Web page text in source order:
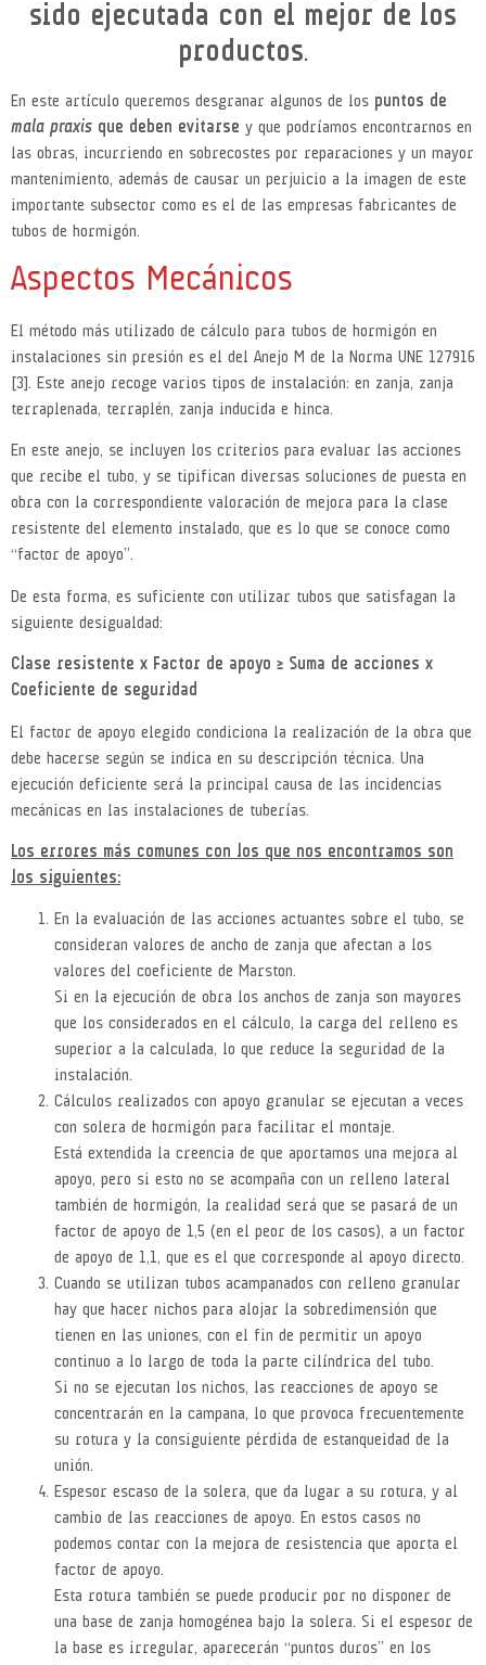
sido ejecutada con el mejor de los
productos.
En este artículo queremos desgranar algunos de los puntos de
mala praxis que deben evitarse y que podríamos encontrarnos en
las obras, incurriendo en sobrecostes por reparaciones y un mayor
mantenimiento, además de causar un perjuicio a la imagen de este
importante subsector como es el de las empresas fabricantes de
tubos de hormigón.
Aspectos Mecánicos
El método más utilizado de cálculo para tubos de hormigón en
instalaciones sin presión es el del Anejo M de la Norma UNE 127916
[3]. Este anejo recoge varios tipos de instalación: en zanja, zanja
terraplenada, terraplén, zanja inducida e hinca.
En este anejo, se incluyen los criterios para evaluar las acciones
que recibe el tubo, y se tipifican diversas soluciones de puesta en
obra con la correspondiente valoración de mejora para la clase
resistente del elemento instalado, que es lo que se conoce como
“factor de apoyo”.
De esta forma, es suficiente con utilizar tubos que satisfagan la
siguiente desigualdad:
Clase resistente x Factor de apoyo ≥ Suma de acciones x
Coeficiente de seguridad
El factor de apoyo elegido condiciona la realización de la obra que
debe hacerse según se indica en su descripción técnica. Una
ejecución deficiente será la principal causa de las incidencias
mecánicas en las instalaciones de tuberías.
Los errores más comunes con los que nos encontramos son
los siguientes:
En la evaluación de las acciones actuantes sobre el tubo, se
consideran valores de ancho de zanja que afectan a los
valores del coeficiente de Marston.
Si en la ejecución de obra los anchos de zanja son mayores
que los considerados en el cálculo, la carga del relleno es
superior a la calculada, lo que reduce la seguridad de la
instalación.
Cálculos realizados con apoyo granular se ejecutan a veces
con solera de hormigón para facilitar el montaje.
Está extendida la creencia de que aportamos una mejora al
apoyo, pero si esto no se acompaña con un relleno lateral
también de hormigón, la realidad será que se pasará de un
factor de apoyo de 1,5 (en el peor de los casos), a un factor
de apoyo de 1,1, que es el que corresponde al apoyo directo.
Cuando se utilizan tubos acampanados con relleno granular
hay que hacer nichos para alojar la sobredimensión que
tienen en las uniones, con el fin de permitir un apoyo
continuo a lo largo de toda la parte cilíndrica del tubo.
Si no se ejecutan los nichos, las reacciones de apoyo se
concentrarán en la campana, lo que provoca frecuentemente
su rotura y la consiguiente pérdida de estanqueidad de la
unión.
Espesor escaso de la solera, que da lugar a su rotura, y al
cambio de las reacciones de apoyo. En estos casos no
podemos contar con la mejora de resistencia que aporta el
factor de apoyo.
Esta rotura también se puede producir por no disponer de
una base de zanja homogénea bajo la solera. Si el espesor de
la base es irregular, aparecerán “puntos duros” en los